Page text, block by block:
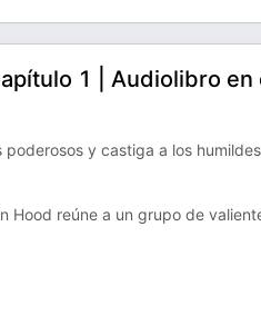
1 | Audiolibro
y castiga a los
Hood reúne a un grupo de